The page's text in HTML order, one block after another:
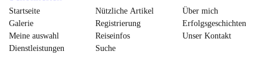
Startseite
Galerie
Meine auswahl
Dienstleistungen
Nützliche Artikel
Registrierung
Reiseinfos
Suche
Über mich
Erfolgsgeschichten
Unser Kontakt